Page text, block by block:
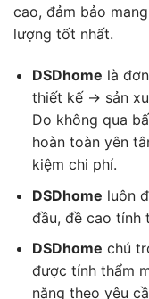
cao, đảm bảo
lượng tốt nhất.
DSDhome là
thiết kế → sản
Do không qua
hoàn toàn yên
kiệm chi phí.
DSDhome luôn
đầu, đề cao tính
DSDhome chú
được tính thẩm
năng theo yêu